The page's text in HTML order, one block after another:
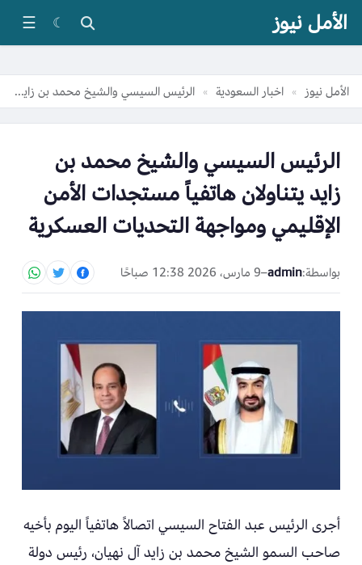
الأمل نيوز ☾
☰
الأمل نيوز » اخبار السعودية » الرئيس السيسي والشيخ محمد بن زايد يتناولان هاتفياً مستجدات الأمن الإقليمي ومواجهة التحديات العسكرية
الرئيس السيسي والشيخ محمد بن
زايد يتناولان هاتفياً مستجدات الأمن
الإقليمي ومواجهة التحديات العسكرية
بواسطة:admin
–9 مارس، 2026 12:38 صباحًا
أجرى الرئيس عبد الفتاح السيسي اتصالاً هاتفياً اليوم بأخيه
صاحب السمو الشيخ محمد بن زايد آل نهيان، رئيس دولة